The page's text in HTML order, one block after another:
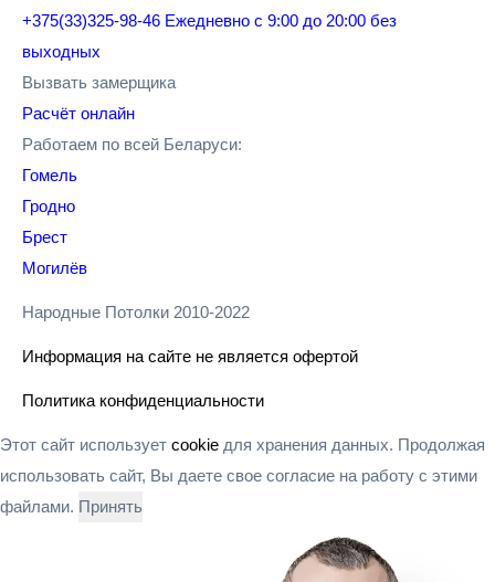
+375(33)325-98-46 Ежедневно с 9:00 до 20:00 без
выходных
Вызвать замерщика
Расчёт онлайн
Работаем по всей Беларуси:
Гомель
Гродно
Брест
Могилёв
Народные Потолки 2010-2022
Информация на сайте не является офертой
Политика конфиденциальности
Этот сайт использует cookie для хранения данных. Продолжая
использовать сайт, Вы даете свое согласие на работу с этими
файлами. Принять